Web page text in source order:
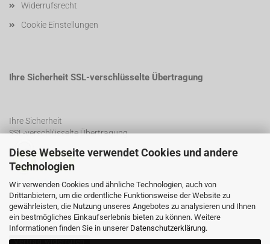
Diese Webseite verwendet Cookies und andere
Technologien
Wir verwenden Cookies und ähnliche Technologien, auch von
Drittanbietern, um die ordentliche Funktionsweise der Website zu
gewährleisten, die Nutzung unseres Angebotes zu analysieren und Ihnen
ein bestmögliches Einkaufserlebnis bieten zu können. Weitere
Informationen finden Sie in unserer Datenschutzerklärung.
Widerrufsrecht
Cookie Einstellungen
Ihre Sicherheit SSL-verschlüsselte Übertragung
Ihre Sicherheit
SSL-verschlüsselte Übertragung
SSL Certificate
Vertrag widerrufen